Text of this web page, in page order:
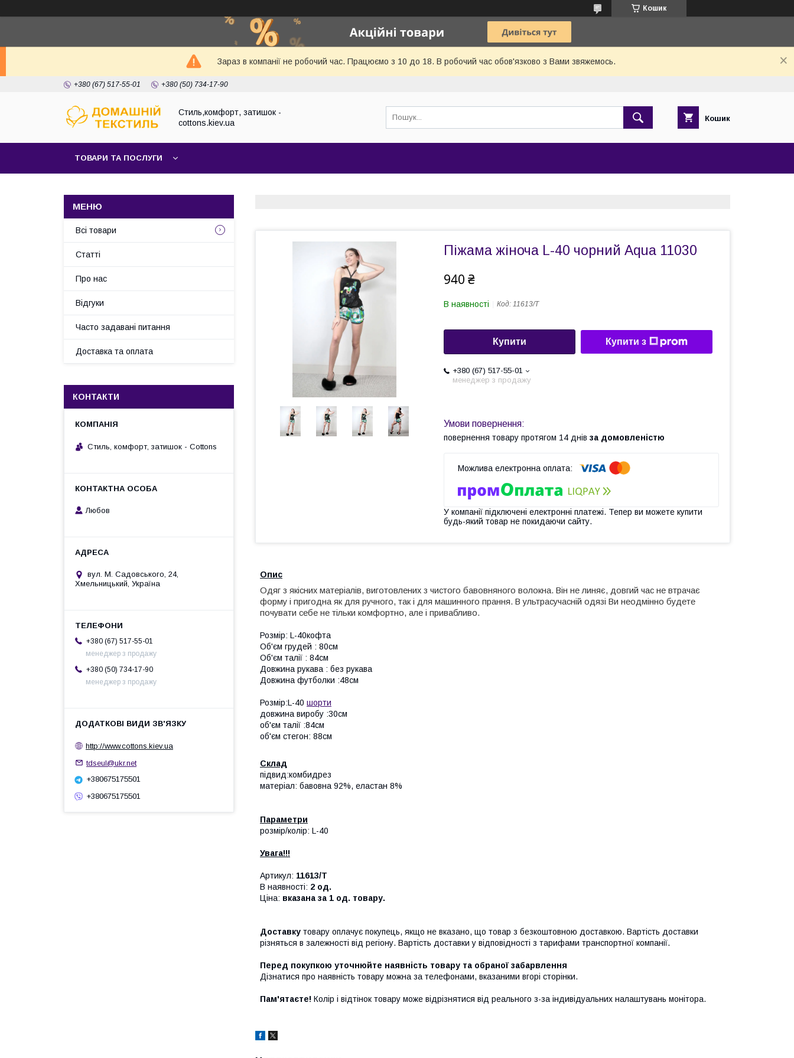
Кошик
Зараз в компанії не робочий час. Працюємо з 10 до 18. В робочий час обов'язково з Вами звяжемось.
+380 (67) 517-55-01 +380 (50) 734-17-90
Стиль,комфорт, затишок -
cottons.kiev.ua
Кошик
ТОВАРИ ТА ПОСЛУГИ
Піжама жіноча L-40 чорний Aqua 11030
940 ₴
В наявності Код: 11613/T
Купити Купити з
+380 (67) 517-55-01
менеджер з продажу
повернення товару протягом 14 днів за домовленістю
У компанії підключені електронні платежі. Тепер ви можете купити
будь-який товар не покидаючи сайту.
Опис
Одяг з якісних матеріалів, виготовлених з чистого бавовняного волокна. Він не линяє, довгий час не втрачає
форму і пригодна як для ручного, так і для машинного прання. В ультрасучасній одязі Ви неодмінно будете
почувати себе не тільки комфортно, але і привабливо.
Розмір: L-40кофта
Об'єм грудей : 80см
Об'єм талії : 84см
Довжина рукава : без рукава
Довжина футболки :48см
Розмір:L-40 шорти
довжина виробу :30см
об'єм талії :84см
об'єм стегон: 88см
Склад
підвид:комбидрез
матеріал: бавовна 92%, еластан 8%
Параметри
розмір/колір: L-40
Увага!!!
Артикул: 11613/T
В наявності: 2 од.
Ціна: вказана за 1 од. товару.
Доставку товару оплачує покупець, якщо не вказано, що товар з безкоштовною доставкою. Вартість доставки
різняться в залежності від регіону. Вартість доставки у відповідності з тарифами транспортної компанії.
Перед покупкою уточнюйте наявність товару та обраної забарвлення
Дізнатися про наявність товару можна за телефонами, вказаними вгорі сторінки.
Пам'ятаєте! Колір і відтінок товару може відрізнятися від реального з-за індивідуальних налаштувань монітора.
Всі товари
Статті
Про нас
Відгуки
Часто задавані питання
Доставка та оплата
КОНТАКТИ
Стиль, комфорт, затишок - Cottons
Любов
вул. М. Садовського, 24,
Хмельницький, Україна
+380 (67) 517-55-01
менеджер з продажу
+380 (50) 734-17-90
менеджер з продажу
http://www.cottons.kiev.ua
tdseul@ukr.net
+380675175501
+380675175501